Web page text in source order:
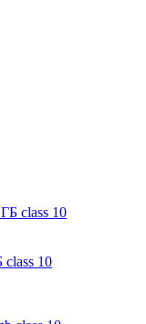
10